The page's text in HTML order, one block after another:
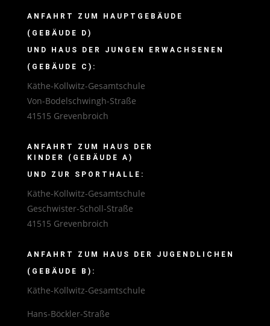
ANFAHRT ZUM HAUPTGEBÄUDE
(GEBÄUDE D)
UND HAUS DER JUNGEN ERWACHSENEN
(GEBÄUDE C):
Käthe-Kollwitz-Gesamtschule
Von-Bodelschwingh-Straße
41515 Grevenbroich
ANFAHRT ZUM HAUS DER
KINDER (GEBÄUDE A)
UND ZUR SPORTHALLE:
Käthe-Kollwitz-Gesamtschule
Geschwister-Scholl-Straße
41515 Grevenbroich
ANFAHRT ZUM HAUS DER JUGENDLICHEN
(GEBÄUDE B):
Käthe-Kollwitz-Gesamtschule
Hans-Böckler-Straße